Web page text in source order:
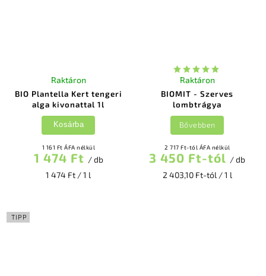
BIO Plantella Kert tengeri
alga kivonattal 1l
Raktáron
1 161 Ft ÁFA nélkül
1 474 Ft / db
1 474 Ft / 1 l
Kosárba
BIOMIT - Szerves
lombtrágya
Raktáron
2 717 Ft-tól ÁFA nélkül
3 450 Ft-tól / db
2 403,10 Ft-tól / 1 l
Bővebben
TIPP